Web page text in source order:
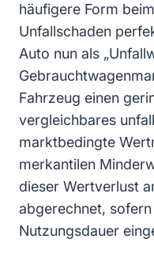
häufigere Form
Unfallschaden
Auto nun als
Fahrzeug einen
vergleichbares
marktbedingte
merkantilen
dieser Wertverlust
abgerechnet,
Nutzungsdauer